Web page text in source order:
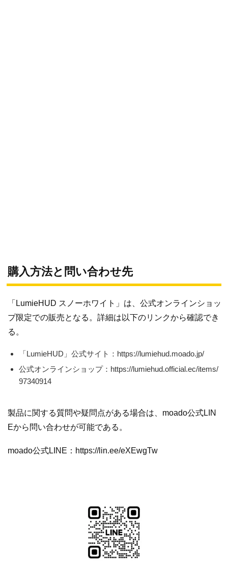
購入方法と問い合わせ先
「LumieHUD スノーホワイト」は、公式オンラインショッ
プ限定での販売となる。詳細は以下のリンクから確認でき
る。
「LumieHUD」公式サイト：https://lumiehud.moado.jp/
公式オンラインショップ：https://lumiehud.official.ec/items/
97340914
製品に関する質問や疑問点がある場合は、moado公式LIN
Eから問い合わせが可能である。
moado公式LINE：https://lin.ee/eXEwgTw